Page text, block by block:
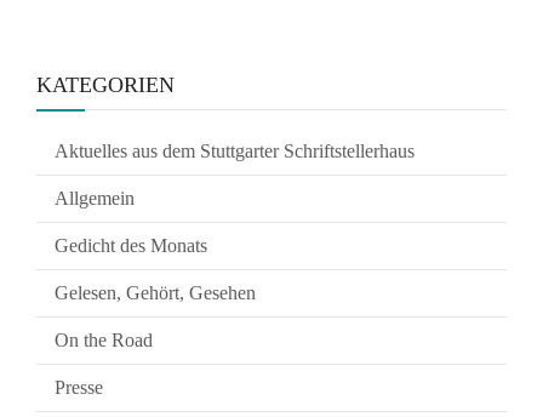
KATEGORIEN
Aktuelles aus dem Stuttgarter Schriftstellerhaus
Allgemein
Gedicht des Monats
Gelesen, Gehört, Gesehen
On the Road
Presse